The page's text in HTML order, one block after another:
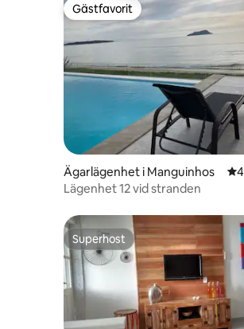
Gästfavorit
Gästfavorit
Ägarlägenhet i Manguinhos
Lägenhet 12 vid stranden
Superhost
Superhost